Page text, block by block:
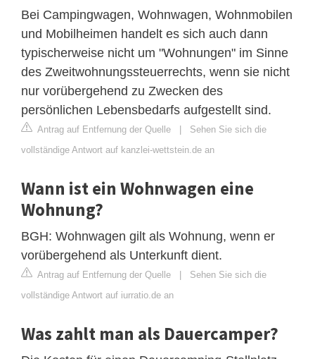
Bei Campingwagen, Wohnwagen, Wohnmobilen
und Mobilheimen handelt es sich auch dann
typischerweise nicht um "Wohnungen" im Sinne
des Zweitwohnungssteuerrechts, wenn sie nicht
nur vorübergehend zu Zwecken des
persönlichen Lebensbedarfs aufgestellt sind.
Antrag auf Entfernung der Quelle | Sehen Sie sich die
vollständige Antwort auf kanzlei-wettstein.de an
Wann ist ein Wohnwagen eine
Wohnung?
BGH: Wohnwagen gilt als Wohnung, wenn er
vorübergehend als Unterkunft dient.
Antrag auf Entfernung der Quelle | Sehen Sie sich die
vollständige Antwort auf iurratio.de an
Was zahlt man als Dauercamper?